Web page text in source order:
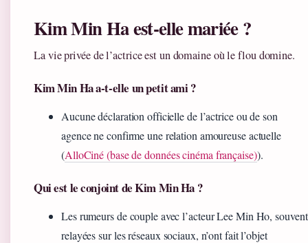
Kim Min Ha est-elle mariée ?
La vie privée de l’actrice est un domaine où le flou domine.
Kim Min Ha a-t-elle un petit ami ?
Aucune déclaration officielle de l’actrice ou de son
agence ne confirme une relation amoureuse actuelle
(AlloCiné (base de données cinéma française)).
Qui est le conjoint de Kim Min Ha ?
Les rumeurs de couple avec l’acteur Lee Min Ho, souvent
relayées sur les réseaux sociaux, n’ont fait l’objet